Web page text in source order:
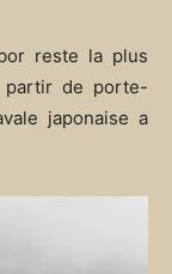
reste la plus
partir de porte-
japonaise a